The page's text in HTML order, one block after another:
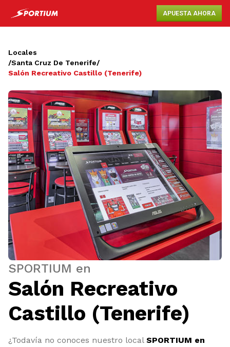
APUESTA AHORA
Locales
/Santa Cruz De Tenerife/
Salón Recreativo Castillo (Tenerife)
SPORTIUM en
Salón Recreativo
Castillo (Tenerife)
¿Todavía no conoces nuestro local SPORTIUM en